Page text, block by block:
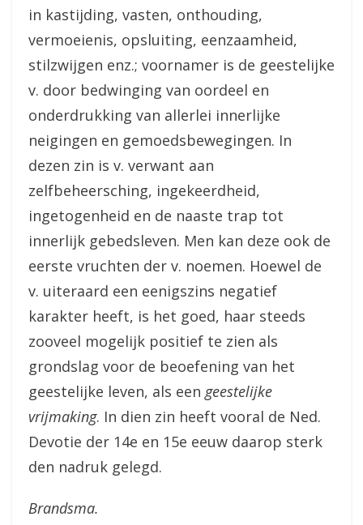
in kastijding, vasten, onthouding,
vermoeienis, opsluiting, eenzaamheid,
stilzwijgen enz.; voornamer is de geestelijke
v. door bedwinging van oordeel en
onderdrukking van allerlei innerlijke
neigingen en gemoedsbewegingen. In
dezen zin is v. verwant aan
zelfbeheersching, ingekeerdheid,
ingetogenheid en de naaste trap tot
innerlijk gebedsleven. Men kan deze ook de
eerste vruchten der v. noemen. Hoewel de
v. uiteraard een eenigszins negatief
karakter heeft, is het goed, haar steeds
zooveel mogelijk positief te zien als
grondslag voor de beoefening van het
geestelijke leven, als een geestelijke
vrijmaking. In dien zin heeft vooral de Ned.
Devotie der 14e en 15e eeuw daarop sterk
den nadruk gelegd.
Brandsma.